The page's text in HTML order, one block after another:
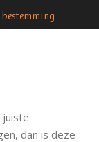
juiste
dan is deze